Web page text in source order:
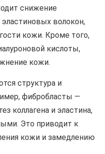
снижение
волокон,
кожи. Кроме того,
кислоты,
кожи.
структура и
фибробласты —
коллагена и эластина,
Это приводит к
кожи и замедлению